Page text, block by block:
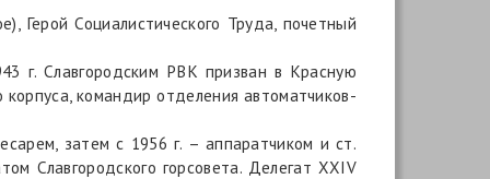
Герой Социалистического Труда, почетный
г. Славгородским РВК призван в Красную
командир отделения автоматчиков-
затем с 1956 г. – аппаратчиком и ст.
Славгородского горсовета. Делегат XXIV